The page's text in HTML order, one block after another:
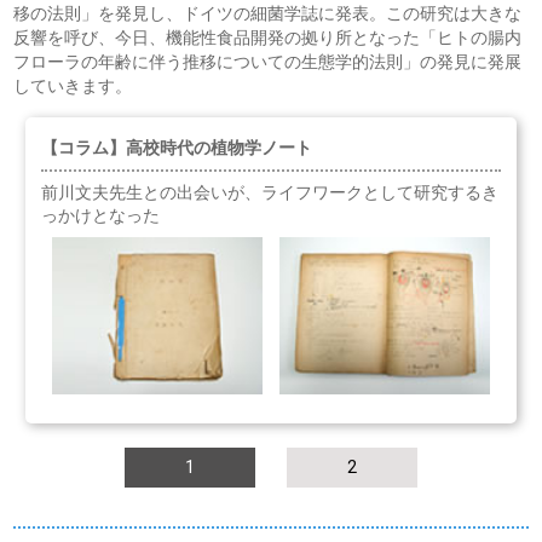
移の法則」を発見し、ドイツの細菌学誌に発表。この研究は大きな
反響を呼び、今日、機能性食品開発の拠り所となった「ヒトの腸内
フローラの年齢に伴う推移についての生態学的法則」の発見に発展
していきます。
【コラム】高校時代の植物学ノート
前川文夫先生との出会いが、ライフワークとして研究するき
っかけとなった
1 2